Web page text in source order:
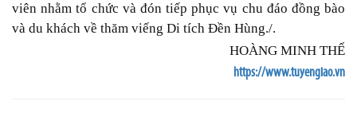
viên nhằm tổ chức và đón tiếp phục vụ chu đáo đồng bào
và du khách về thăm viếng Di tích Đền Hùng./.
HOÀNG MINH THẾ
https://www.tuyengiao.vn